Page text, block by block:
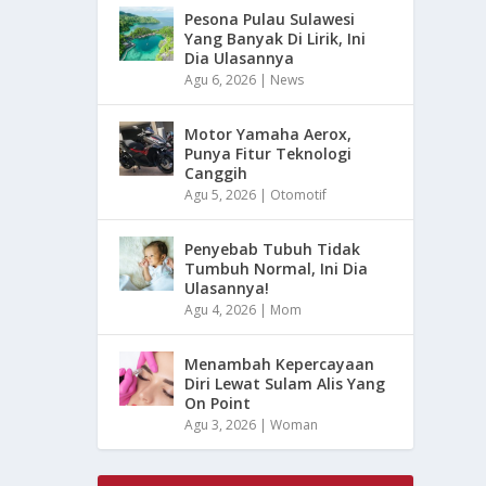
Pesona Pulau Sulawesi
Yang Banyak Di Lirik, Ini
Dia Ulasannya
Agu 6, 2026 | News
Motor Yamaha Aerox,
Punya Fitur Teknologi
Canggih
Agu 5, 2026 | Otomotif
Penyebab Tubuh Tidak
Tumbuh Normal, Ini Dia
Ulasannya!
Agu 4, 2026 | Mom
Menambah Kepercayaan
Diri Lewat Sulam Alis Yang
On Point
Agu 3, 2026 |Woman